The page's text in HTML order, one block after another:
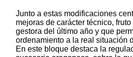
Junto a estas modificaciones
mejoras de carácter técnico,
gestora del último año y que
ordenamiento a la real situación
En este bloque destaca la